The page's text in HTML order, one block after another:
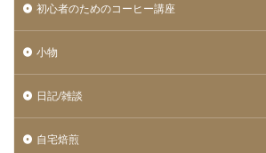
初心者のためのコーヒー講座
小物
日記/雑談
自宅焙煎